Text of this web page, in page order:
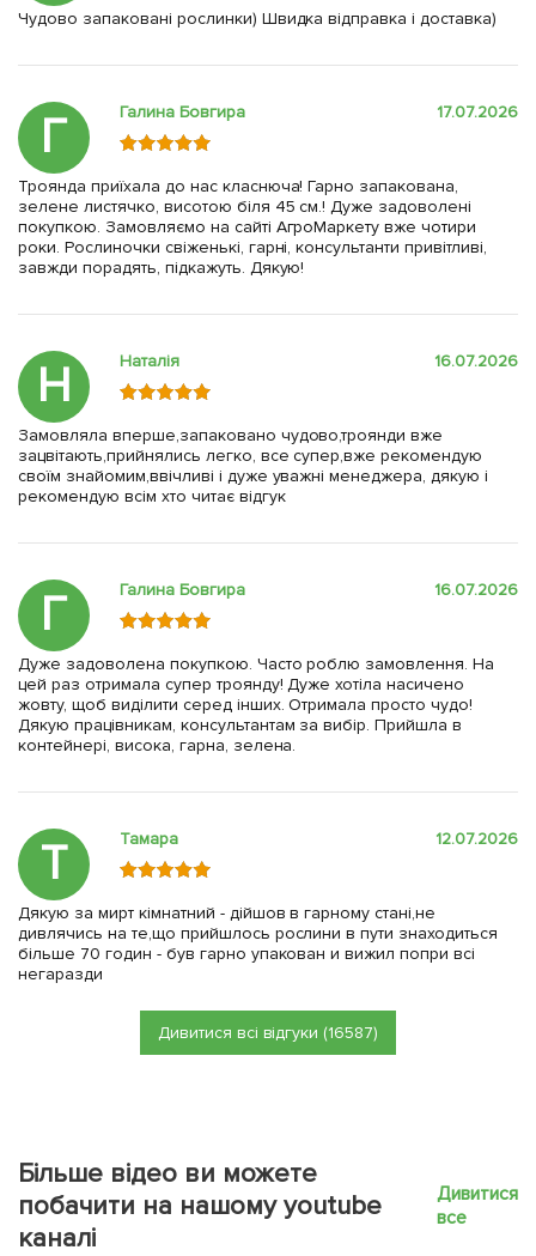
Чудово запаковані рослинки) Швидка відправка і доставка)
Г Галина Бовгира 17.07.2026
Троянда приїхала до нас класнюча! Гарно запакована,
зелене листячко, висотою біля 45 см.! Дуже задоволені
покупкою. Замовляємо на сайті АгроМаркету вже чотири
роки. Рослиночки свіженькі, гарні, консультанти привітливі,
завжди порадять, підкажуть. Дякую!
Н Наталія 16.07.2026
Замовляла вперше,запаковано чудово,троянди вже
зацвітають,прийнялись легко, все супер,вже рекомендую
своїм знайомим,ввічливі і дуже уважні менеджера, дякую і
рекомендую всім хто читає відгук
Г Галина Бовгира 16.07.2026
Дуже задоволена покупкою. Часто роблю замовлення. На
цей раз отримала супер троянду! Дуже хотіла насичено
жовту, щоб виділити серед інших. Отримала просто чудо!
Дякую працівникам, консультантам за вибір. Прийшла в
контейнері, висока, гарна, зелена.
Т Тамара 12.07.2026
Дякую за мирт кімнатний - дійшов в гарному стані,не
дивлячись на те,що прийшлось рослини в пути знаходиться
більше 70 годин - був гарно упакован и вижил попри всі
негаразди
Дивитися всі відгуки (16587)
Більше відео ви можете
побачити на нашому youtube
каналі
Дивитися
все